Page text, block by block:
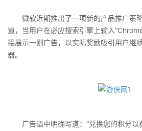
微软近期推出了一项新的产品推广策
道，当用户在必应搜索引擎上输入
接展示一则广告，以实际奖励吸引用户继
器。
广告语中明确写道：“兑换您的积分以